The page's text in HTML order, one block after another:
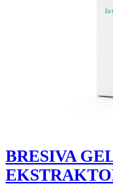
BRESIVA